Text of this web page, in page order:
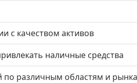
с качеством активов
наличные средства
по различным областям и